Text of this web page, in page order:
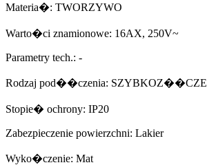
Materia�: TWORZYWO
Warto�ci znamionowe: 16AX, 250V~
Parametry tech.: -
Rodzaj pod��czenia: SZYBKOZ��CZE
Stopie� ochrony: IP20
Zabezpieczenie powierzchni: Lakier
Wyko�czenie: Mat